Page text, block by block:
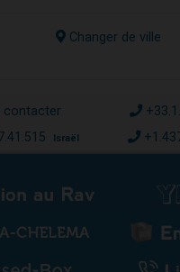
Changer de ville
contacter
Israël